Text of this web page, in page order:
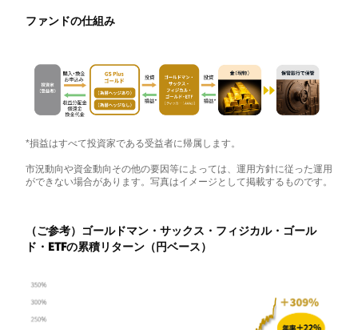
ファンドの仕組み
*損益はすべて投資家である受益者に帰属します。
市況動向や資金動向その他の要因等によっては、運用方針に従った運用
ができない場合があります。写真はイメージとして掲載するものです。
（ご参考）ゴールドマン・サックス・フィジカル・ゴール
ド・ETFの累積リターン（円ベース）